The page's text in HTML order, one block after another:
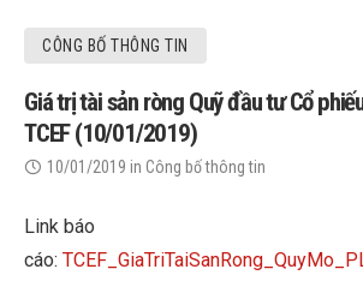
CÔNG BỐ THÔNG TIN
Giá trị tài sản ròng Quỹ đầu tư Cổ
TCEF (10/01/2019)
10/01/2019 in Công bố thông tin
Link báo
cáo: